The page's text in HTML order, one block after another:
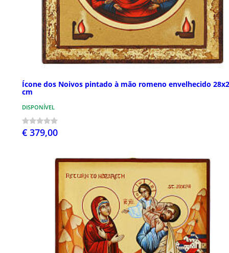
Ícone dos Noivos pintado à mão romeno envelhecido
cm
DISPONÍVEL
€ 379,00